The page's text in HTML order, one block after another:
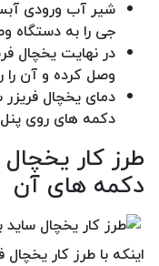
شیر آب ورودی
جی را به دستگاه
در نهایت یخچال
وصل کرده و آن را
دمای یخچال فریزر
دکمه های روی
طرز کار
دکمه های آن
اینکه با طرز کار